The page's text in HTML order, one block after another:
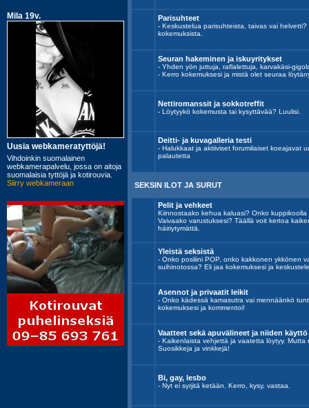
Parisuhteet
- Keskustelua parisuhteista, taivas vai
kokemuksista.
Seuran hakeminen ja iskuyritykset
- Yhden yön juttuja, raflalettuja, karvakäsi-
- Kerro kokemuksesi ja mistä olet seuraa
Nettiromanssit ja sokkotreffit
- Löytyykö kokemusta tai kysyttävää? Luulisi.
Deitti- ja kuvagalleria testi
- Halukkaat ja aktiiviset forumilaiset koeajavat
palautetta
SEKSIN ILOT JA SURUT
Pelit ja vehkeet
Kiinnostaako kehua kaluasi? Onko
Vaivaako varustuksesi? Täällä voit kertoa
häiriytymättä.
Yleistä seksistä
- Onko posliini POP, onko kakkonen ykkönen
suihinotossa? Eli jaa kokemuksesi ja
Asennot ja privaatit leikit
- Onko kädessä kamasutra vai mennäänkö
kokemuksesi ja kommentoi!
Vaatteet sekä apuvälineet ja niiden käyttö
- Kaikenlaista vehjettä ja vaatetta löytyy.
Suosikkeja ja vinkkejä!
Bi, gay, lesbo
- Nyt ei syrjitä ketään. Kerro, kysy, vastaa.